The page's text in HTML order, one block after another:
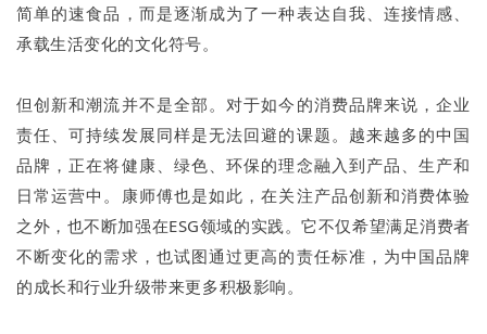
简单的速食品，而是逐渐成为了一种表达自我、连接情感、
承载生活变化的文化符号。
但创新和潮流并不是全部。对于如今的消费品牌来说，企业
责任、可持续发展同样是无法回避的课题。越来越多的中国
品牌，正在将健康、绿色、环保的理念融入到产品、生产和
日常运营中。康师傅也是如此，在关注产品创新和消费体验
之外，也不断加强在ESG领域的实践。它不仅希望满足消费者
不断变化的需求，也试图通过更高的责任标准，为中国品牌
的成长和行业升级带来更多积极影响。